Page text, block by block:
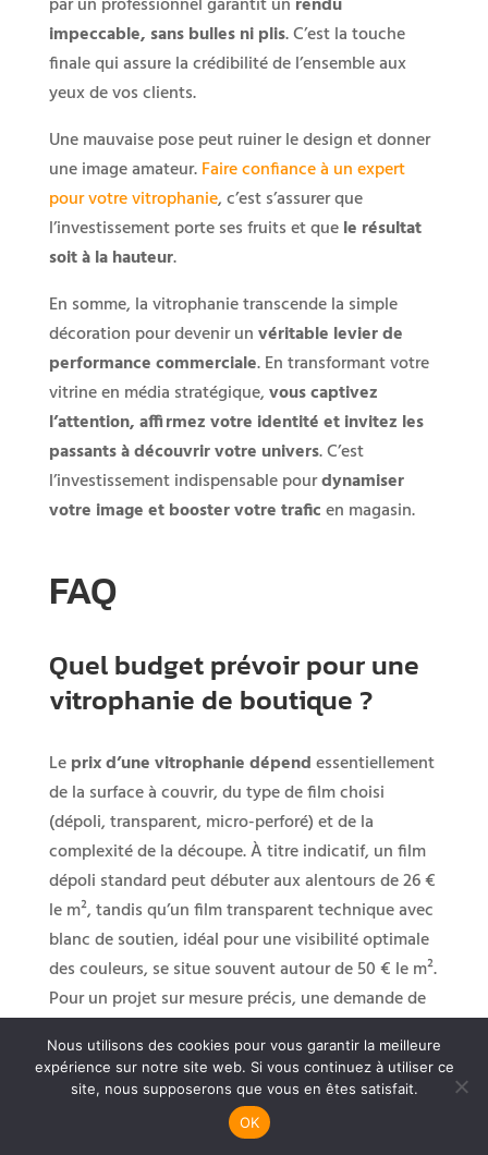
impeccable, sans bulles ni plis. C’est la touche
finale qui assure la crédibilité de l’ensemble aux
yeux de vos clients.
Une mauvaise pose peut ruiner le design et donner
une image amateur.Faire confiance à un expert
pour votre vitrophanie, c’est s’assurer que
l’investissement porte ses fruits et quele résultat
soit à la hauteur.
En somme, la vitrophanie transcende la simple
décoration pour devenir unvéritable levier de
performance commerciale. En transformant votre
vitrine en média stratégique,vous captivez
l’attention, affirmez votre identité et invitez les
passants à découvrir votre univers. C’est
l’investissement indispensable pourdynamiser
votre image et booster votre traficen magasin.
FAQ
Quel budget prévoir pour une
vitrophanie de boutique ?
Leprix d’une vitrophanie dépendessentiellement
de la surface à couvrir, du type de film choisi
(dépoli, transparent, micro-perforé) et de la
complexité de la découpe. À titre indicatif, un film
dépoli standard peut débuter aux alentours de 26 €
le m², tandis qu’un film transparent technique avec
blanc de soutien, idéal pour une visibilité optimale
des couleurs, se situe souvent autour de 50 € le m².
Pour un projet sur mesure précis, une demande de
Quel type de vitrophanie
choisir pour mon commerce ?
Nous utilisons des cookies pour vous garantir la meilleure
expérience sur notre site web. Si vous continuez à utiliser ce
site, nous supposerons que vous en êtes satisfait.
OK